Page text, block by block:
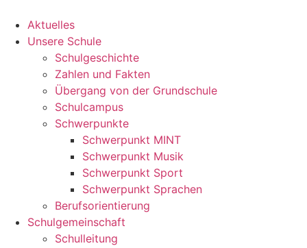
Inhalt
springen
Aktuelles
Unsere Schule
Schulgeschichte
Zahlen und Fakten
Übergang von der Grundschule
Schulcampus
Schwerpunkte
Schwerpunkt MINT
Schwerpunkt Musik
Schwerpunkt Sport
Schwerpunkt Sprachen
Berufsorientierung
Schulgemeinschaft
Schulleitung